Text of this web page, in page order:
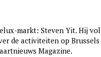
markt: Steven Yit. Hij
de activiteiten op
Magazine.